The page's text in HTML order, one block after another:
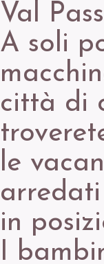
Val
A soli
città di
le
arredati
in
I